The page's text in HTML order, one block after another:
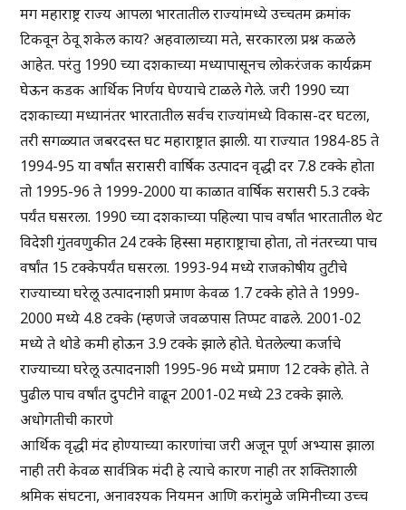
मग महाराष्ट्र राज्य आपला भारतातील राज्यांमध्ये उच्चतम क्रमांक
टिकवून ठेवू शकेल काय? अहवालाच्या मते, सरकारला प्रश्न कळले
आहेत. परंतु 1990 च्या दशकाच्या मध्यापासूनच लोकरंजक कार्यक्रम
घेऊन कडक आर्थिक निर्णय घेण्याचे टाळले गेले. जरी 1990 च्या
दशकाच्या मध्यानंतर भारतातील सर्वच राज्यांमध्ये विकास-दर घटला,
तरी सगळ्यात जबरदस्त घट महाराष्ट्रात झाली. या राज्यात 1984-85 ते
1994-95 या वर्षांत सरासरी वार्षिक उत्पादन वृद्धी दर 7.8 टक्के होता
तो 1995-96 ते 1999-2000 या काळात वार्षिक सरासरी 5.3 टक्के
पर्यंत घसरला. 1990 च्या दशकाच्या पहिल्या पाच वर्षांत भारतातील थेट
विदेशी गुंतवणुकीत 24 टक्के हिस्सा महाराष्ट्राचा होता, तो नंतरच्या पाच
वर्षांत 15 टक्केपर्यंत घसरला. 1993-94 मध्ये राजकोषीय तुटीचे
राज्याच्या घरेलू उत्पादनाशी प्रमाण केवळ 1.7 टक्के होते ते 1999-
2000 मध्ये 4.8 टक्के (म्हणजे जवळपास तिप्पट वाढले. 2001-02
मध्ये ते थोडे कमी होऊन 3.9 टक्के झाले होते. घेतलेल्या कर्जाचे
राज्याच्या घरेलू उत्पादनाशी 1995-96 मध्ये प्रमाण 12 टक्के होते. ते
पुढील पाच वर्षांत दुपटीने वाढून 2001-02 मध्ये 23 टक्के झाले.
अधोगतीची कारणे
आर्थिक वृद्धी मंद होण्याच्या कारणांचा जरी अजून पूर्ण अभ्यास झाला
नाही तरी केवळ सार्वत्रिक मंदी हे त्याचे कारण नाही तर शक्तिशाली
श्रमिक संघटना, अनावश्यक नियमन आणि करांमुळे जमिनीच्या उच्च